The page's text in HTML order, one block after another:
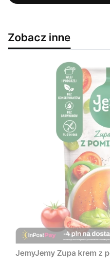
Zobacz inne
JemyJemy Zupa krem z